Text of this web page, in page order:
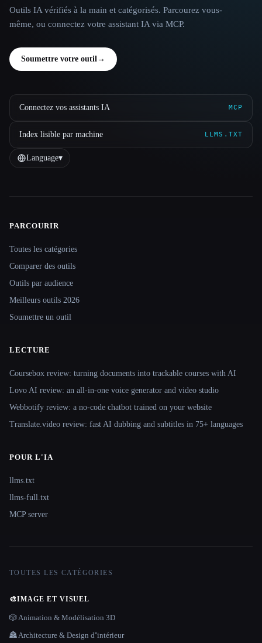
Outils IA vérifiés à la main et catégorisés. Parcourez vous-
même, ou connectez votre assistant IA via MCP.
Soumettre votre outil→
Connectez vos assistants IA MCP
Index lisible par machine LLMS.TXT
Language▾
Site navigation
PARCOURIR
Toutes les catégories
Comparer des outils
Outils par audience
Meilleurs outils 2026
Soumettre un outil
LECTURE
Coursebox review: turning documents into trackable courses with AI
Lovo AI review: an all-in-one voice generator and video studio
Webbotify review: a no-code chatbot trained on your website
Translate.video review: fast AI dubbing and subtitles in 75+ languages
POUR L'IA
llms.txt
llms-full.txt
MCP server
TOUTES LES CATÉGORIES
🎨IMAGE ET VISUEL
🎲 Animation & Modélisation 3D
🏯 Architecture & Design d''intérieur